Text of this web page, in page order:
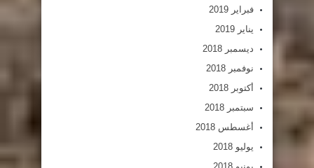
فبراير 2019
يناير 2019
ديسمبر 2018
نوفمبر 2018
أكتوبر 2018
سبتمبر 2018
أغسطس 2018
يوليو 2018